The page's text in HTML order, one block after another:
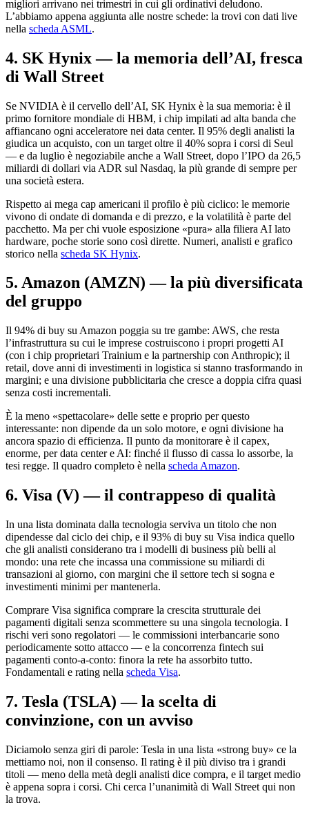
migliori arrivano nei trimestri in cui gli ordinativi deludono.
L’abbiamo appena aggiunta alle nostre schede: la trovi con dati live
nella scheda ASML.
4. SK Hynix — la memoria dell’AI, fresca
di Wall Street
Se NVIDIA è il cervello dell’AI, SK Hynix è la sua memoria: è il
primo fornitore mondiale di HBM, i chip impilati ad alta banda che
affiancano ogni acceleratore nei data center. Il 95% degli analisti la
giudica un acquisto, con un target oltre il 40% sopra i corsi di Seul
— e da luglio è negoziabile anche a Wall Street, dopo l’IPO da 26,5
miliardi di dollari via ADR sul Nasdaq, la più grande di sempre per
una società estera.
Rispetto ai mega cap americani il profilo è più ciclico: le memorie
vivono di ondate di domanda e di prezzo, e la volatilità è parte del
pacchetto. Ma per chi vuole esposizione «pura» alla filiera AI lato
hardware, poche storie sono così dirette. Numeri, analisti e grafico
storico nella scheda SK Hynix.
5. Amazon (AMZN) — la più diversificata
del gruppo
Il 94% di buy su Amazon poggia su tre gambe: AWS, che resta
l’infrastruttura su cui le imprese costruiscono i propri progetti AI
(con i chip proprietari Trainium e la partnership con Anthropic); il
retail, dove anni di investimenti in logistica si stanno trasformando in
margini; e una divisione pubblicitaria che cresce a doppia cifra quasi
senza costi incrementali.
È la meno «spettacolare» delle sette e proprio per questo
interessante: non dipende da un solo motore, e ogni divisione ha
ancora spazio di efficienza. Il punto da monitorare è il capex,
enorme, per data center e AI: finché il flusso di cassa lo assorbe, la
tesi regge. Il quadro completo è nella scheda Amazon.
6. Visa (V) — il contrappeso di qualità
In una lista dominata dalla tecnologia serviva un titolo che non
dipendesse dal ciclo dei chip, e il 93% di buy su Visa indica quello
che gli analisti considerano tra i modelli di business più belli al
mondo: una rete che incassa una commissione su miliardi di
transazioni al giorno, con margini che il settore tech si sogna e
investimenti minimi per mantenerla.
Comprare Visa significa comprare la crescita strutturale dei
pagamenti digitali senza scommettere su una singola tecnologia. I
rischi veri sono regolatori — le commissioni interbancarie sono
periodicamente sotto attacco — e la concorrenza fintech sui
pagamenti conto-a-conto: finora la rete ha assorbito tutto.
Fondamentali e rating nella scheda Visa.
7. Tesla (TSLA) — la scelta di
convinzione, con un avviso
Diciamolo senza giri di parole: Tesla in una lista «strong buy» ce la
mettiamo noi, non il consenso. Il rating è il più diviso tra i grandi
titoli — meno della metà degli analisti dice compra, e il target medio
è appena sopra i corsi. Chi cerca l’unanimità di Wall Street qui non
la trova.